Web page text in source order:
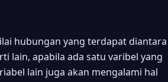
hubungan yang terdapat diantara
lain, apabila ada satu varibel yang
lain juga akan mengalami hal